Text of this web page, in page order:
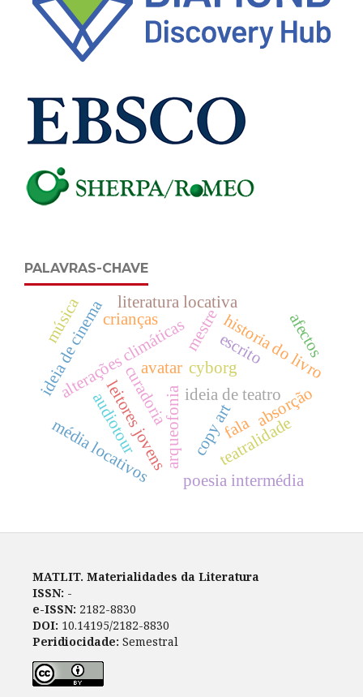
PALAVRAS-CHAVE
escrito
arqueofonia
curadoria
alterações climáticas
audiotour ideia de teatro
ideia de cinema
absorção
teatralidade
historia do livro
avatar cyborg
copy art
leitores jovens
média locativos
literatura locativa
crianças
poesia intermédia
afectos
mestre
música
fala
MATLIT. Materialidades da Literatura
ISSN: -
e-ISSN: 2182-8830
DOI: 10.14195/2182-8830
Peridiocidade: Semestral